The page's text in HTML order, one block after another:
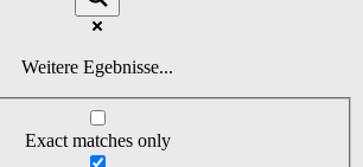
Weitere Egebnisse...
Exact matches only